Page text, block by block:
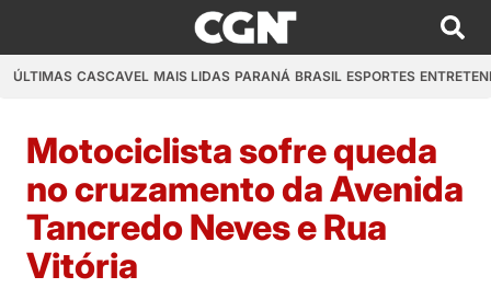
ÚLTIMAS CASCAVEL MAIS LIDAS PARANÁ BRASIL ESPORTES
Motociclista sofre queda
no cruzamento da Avenida
Tancredo Neves e Rua
Vitória